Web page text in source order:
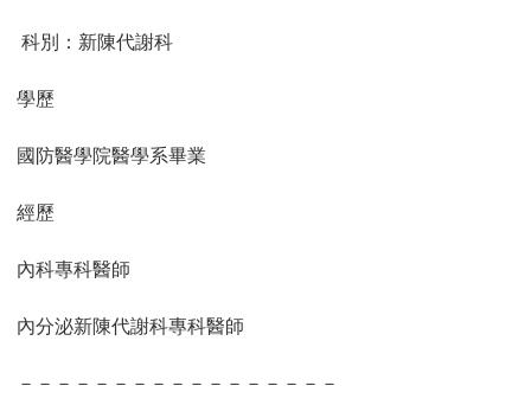
科別：新陳代謝科
學歷
國防醫學院醫學系畢業
經歷
內科專科醫師
內分泌新陳代謝科專科醫師
－－－－－－－－－－－－－－－－－